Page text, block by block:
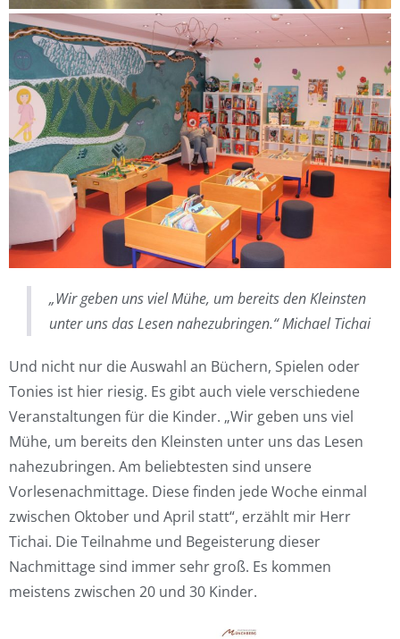
„Wir geben uns viel Mühe, um bereits den Kleinsten
unter uns das Lesen nahezubringen.“ Michael Tichai
Und nicht nur die Auswahl an Büchern, Spielen oder
Tonies ist hier riesig. Es gibt auch viele verschiedene
Veranstaltungen für die Kinder. „Wir geben uns viel
Mühe, um bereits den Kleinsten unter uns das Lesen
nahezubringen. Am beliebtesten sind unsere
Vorlesenachmittage. Diese finden jede Woche einmal
zwischen Oktober und April statt“, erzählt mir Herr
Tichai. Die Teilnahme und Begeisterung dieser
Nachmittage sind immer sehr groß. Es kommen
meistens zwischen 20 und 30 Kinder.